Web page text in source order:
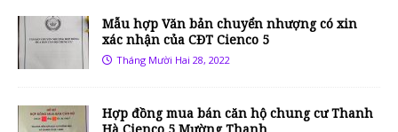
Mẫu hợp Văn bản chuyển nhượng có xin
xác nhận của CĐT Cienco 5
Tháng Mười Hai 28, 2022
Hợp đồng mua bán căn hộ chung cư Thanh